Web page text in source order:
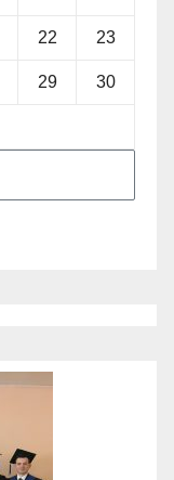
22 23
29 30